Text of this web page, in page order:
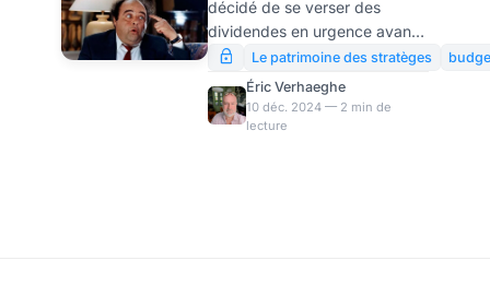
31 décembre,
vraiment ?
décidé de se verser des
dividendes en urgence avant
le 31 décembre, parce que
l’absence de budget a
neutralisé les augmentations
prévues de la flat tax (dont je
Le patrimoine des stratèges
Éric Verhaeghe
10 déc. 2024 — 2 min de
lecture